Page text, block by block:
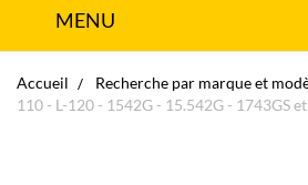
MENU
Accueil Recherche par marque et
110 - L-120 - 1542G - 15.542G - 1743GS